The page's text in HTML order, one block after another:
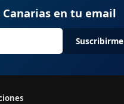
en tu email
Suscribirme